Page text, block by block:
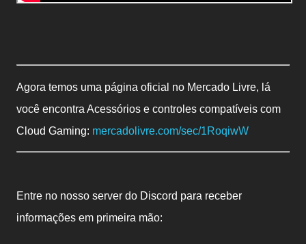
Agora temos uma página oficial no Mercado Livre, lá
você encontra Acessórios e controles compatíveis com
Cloud Gaming: mercadolivre.com/sec/1RoqiwW
Entre no nosso server do Discord para receber
informações em primeira mão: